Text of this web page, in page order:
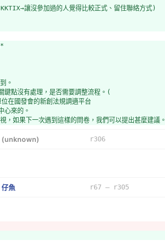
讓沒參加過的人覺得比較正式、留住聯絡方式)
。
點沒有處理，是否需要調整流程。(
在國發會的新創法規調適平台
來的。
如果下一次遇到這樣的問卷，我們可以提出甚麼建議。
子魚、書漾、人和
的資訊不流通
前的決策過程不明（如是否放上vtaiwan）
(unknown)
r306
仔魚
r67 – r305